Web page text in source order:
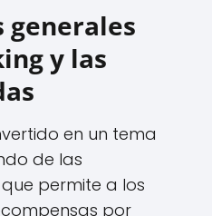
generales
y las
en un tema
de las
permite a los
por